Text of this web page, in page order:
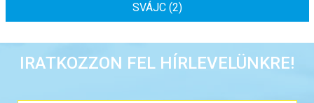
SVÁJC (2)
IRATKOZZON FEL HÍRLEVELÜNKRE!